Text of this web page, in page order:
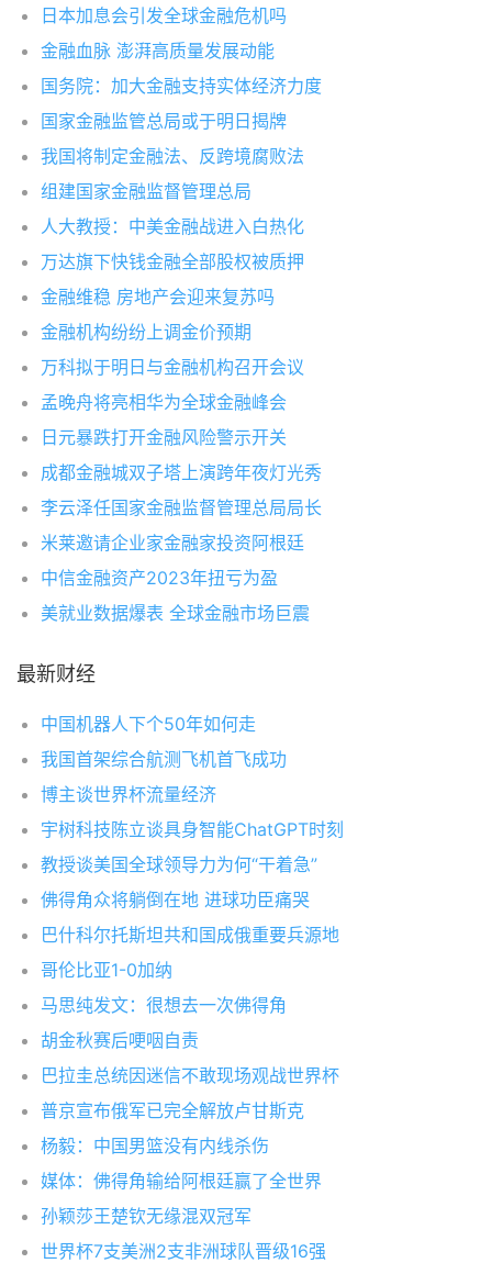
日本加息会引发全球金融危机吗
金融血脉 澎湃高质量发展动能
国务院：加大金融支持实体经济力度
国家金融监管总局或于明日揭牌
我国将制定金融法、反跨境腐败法
组建国家金融监督管理总局
人大教授：中美金融战进入白热化
万达旗下快钱金融全部股权被质押
金融维稳 房地产会迎来复苏吗
金融机构纷纷上调金价预期
万科拟于明日与金融机构召开会议
孟晚舟将亮相华为全球金融峰会
日元暴跌打开金融风险警示开关
成都金融城双子塔上演跨年夜灯光秀
李云泽任国家金融监督管理总局局长
米莱邀请企业家金融家投资阿根廷
中信金融资产2023年扭亏为盈
美就业数据爆表 全球金融市场巨震
最新财经
中国机器人下个50年如何走
我国首架综合航测飞机首飞成功
博主谈世界杯流量经济
宇树科技陈立谈具身智能ChatGPT时刻
教授谈美国全球领导力为何“干着急”
佛得角众将躺倒在地 进球功臣痛哭
巴什科尔托斯坦共和国成俄重要兵源地
哥伦比亚1-0加纳
马思纯发文：很想去一次佛得角
胡金秋赛后哽咽自责
巴拉圭总统因迷信不敢现场观战世界杯
普京宣布俄军已完全解放卢甘斯克
杨毅：中国男篮没有内线杀伤
媒体：佛得角输给阿根廷赢了全世界
孙颖莎王楚钦无缘混双冠军
世界杯7支美洲2支非洲球队晋级16强